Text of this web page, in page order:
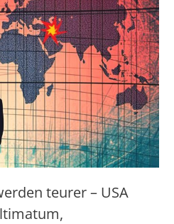
teurer – USA